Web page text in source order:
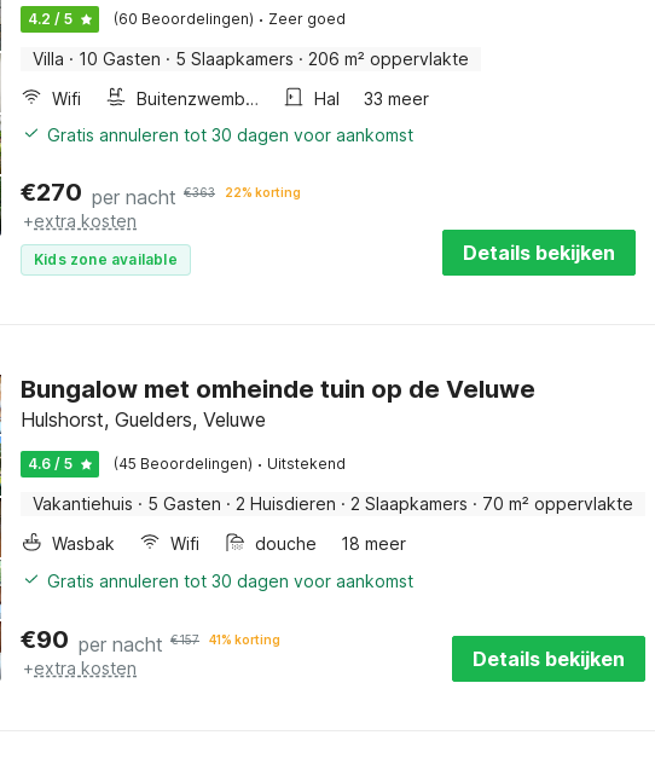
4.2 / 5 (60 Beoordelingen) · Zeer goed
Villa · 10 Gasten · 5 Slaapkamers · 206 m² oppervlakte
Wifi
Buitenzwembad Hal
33 meer
Gratis annuleren tot 30 dagen voor aankomst
€270 per nacht €363 22% korting
+extra kosten
Kids zone available Details bekijken
Bungalow met omheinde tuin op de Veluwe
Hulshorst, Guelders, Veluwe
4.6 / 5 (45 Beoordelingen) · Uitstekend
Vakantiehuis · 5 Gasten · 2 Huisdieren · 2 Slaapkamers · 70 m² oppervlakte
Wasbak
Wifi douche
18 meer
Gratis annuleren tot 30 dagen voor aankomst
€90 per nacht €157 41% korting
+extra kosten Details bekijken